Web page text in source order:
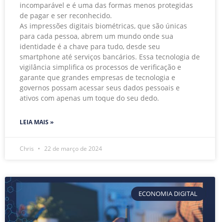
incomparável e é uma das formas menos protegidas
de pagar e ser reconhecido.
As impressões digitais biométricas, que são únicas
para cada pessoa, abrem um mundo onde sua
identidade é a chave para tudo, desde seu
smartphone até serviços bancários. Essa tecnologia de
vigilância simplifica os processos de verificação e
garante que grandes empresas de tecnologia e
governos possam acessar seus dados pessoais e
ativos com apenas um toque do seu dedo.
LEIA MAIS »
Chris 22 de março de 2024
ECONOMIA DIGITAL